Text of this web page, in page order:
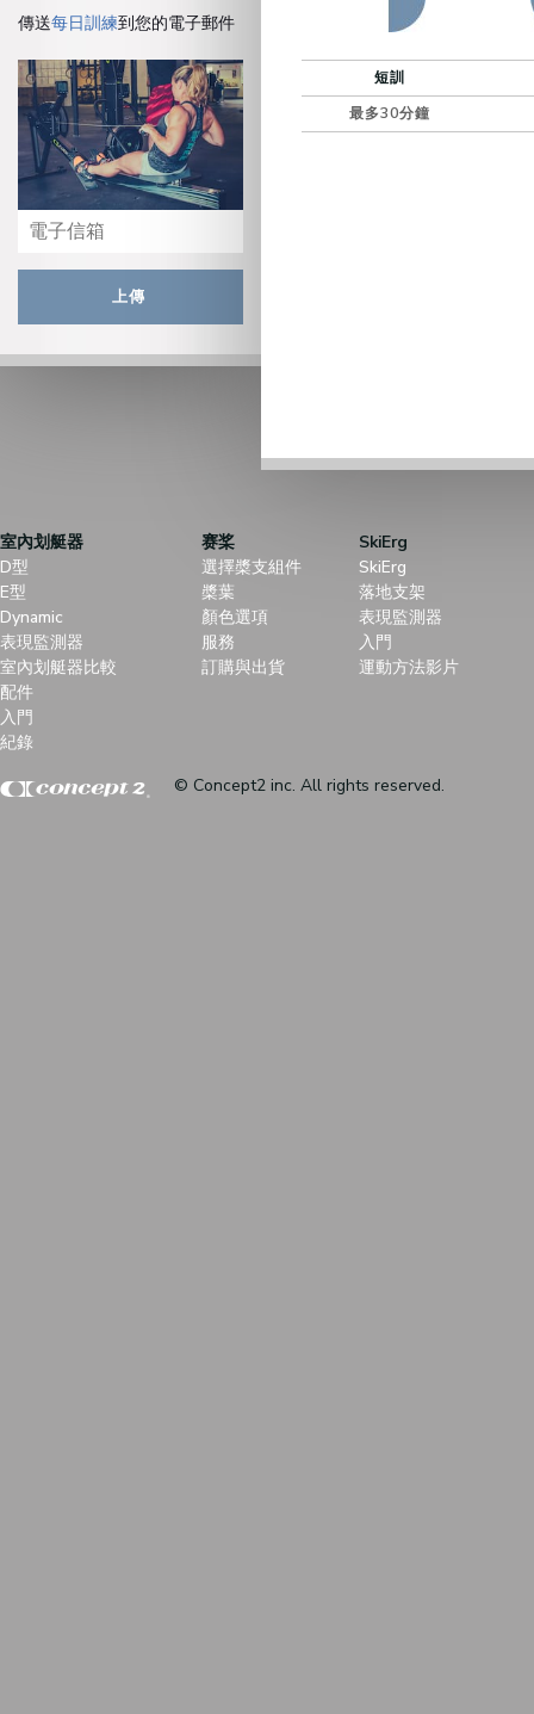
傳送每日訓練到您的電子郵件
上傳
短訓
最多30分鐘
室內划艇器
D型
E型
Dynamic
表現監測器
室內划艇器比較
配件
入門
紀錄
赛桨
選擇槳支組件
槳葉
顏色選項
服務
訂購與出貨
SkiErg
SkiErg
落地支架
表現監測器
入門
運動方法影片
© Concept2 inc. All rights reserved.